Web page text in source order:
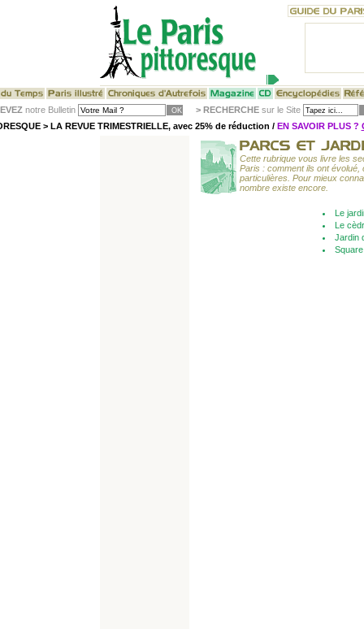
notre Bulletin > RECHERCHEsur le Site
> LA REVUE TRIMESTRIELLE, avec 25% de réduction / EN SAVOIR PLUS ?
Cette rubrique vous livre les
Paris : comment ils ont
particulières. Pour mieux
nombre existe encore.
Le
Le
Jardin